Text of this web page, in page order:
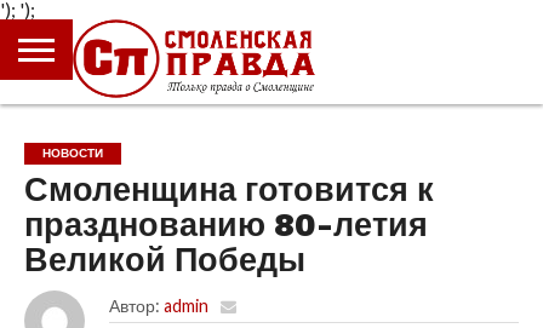
');
ГЛАВНАЯ
НОВОСТИ
ПРОИСШЕСТВИЯ
ПОЛИТИКА
КУЛЬТУРА
ЭКОНОМИКА
ОБЩЕСТВО
БЛОГИ
НОВОСТИ
Смоленщина готовится к
празднованию 80-летия
Великой Победы
Автор: admin
');